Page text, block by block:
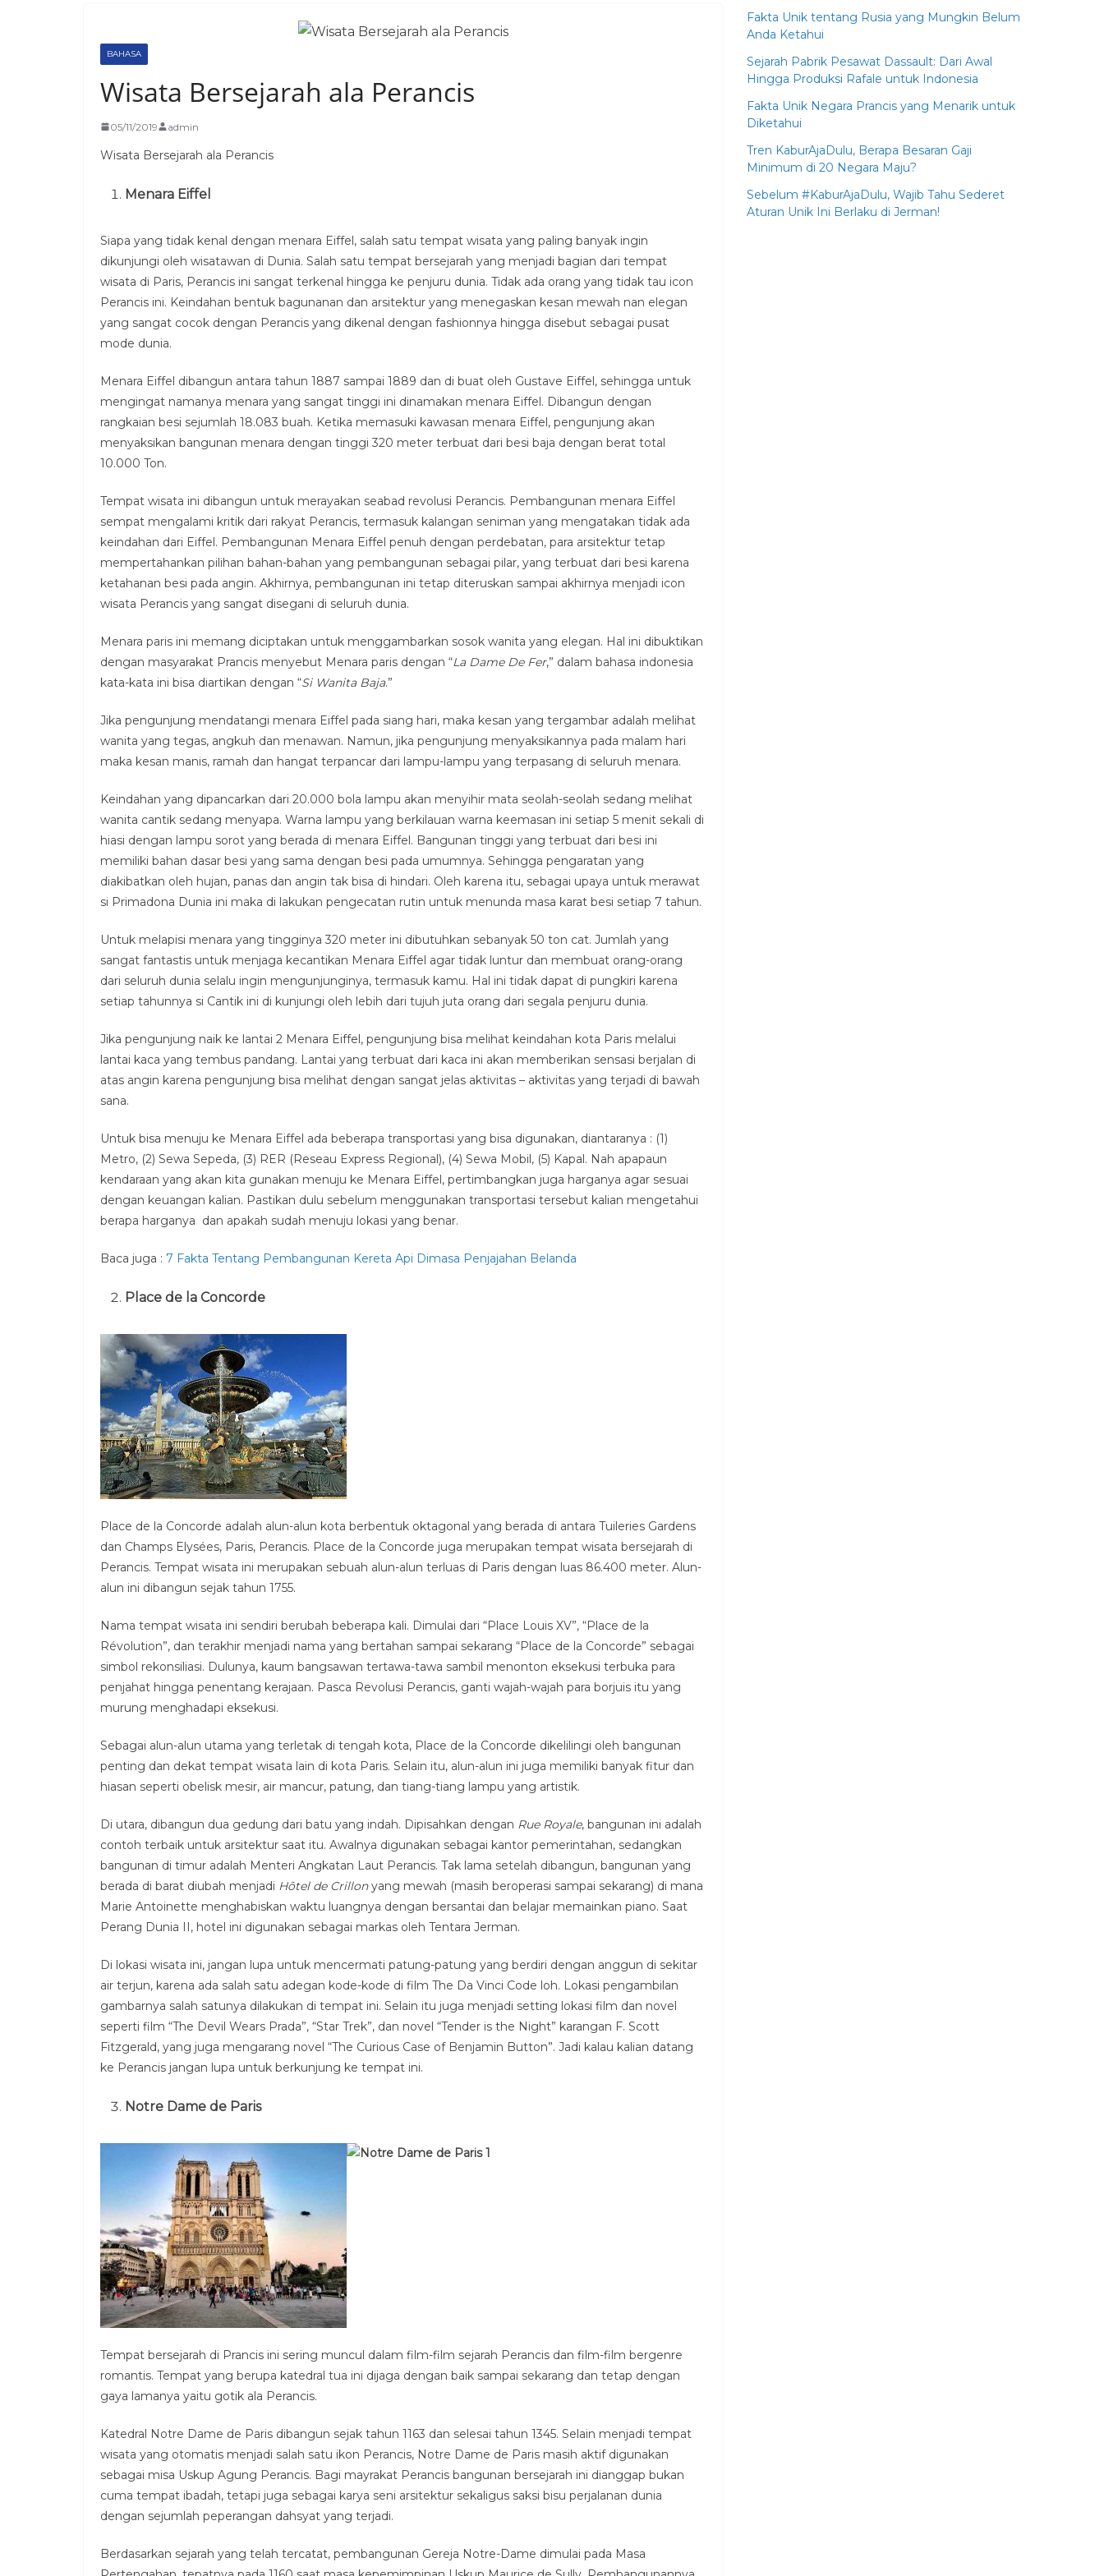
BAHASA
Wisata Bersejarah ala Perancis
05/11/2019 admin
Wisata Bersejarah ala Perancis
Menara Eiffel
Siapa yang tidak kenal dengan menara Eiffel, salah satu tempat wisata yang paling banyak ingin
dikunjungi oleh wisatawan di Dunia. Salah satu tempat bersejarah yang menjadi bagian dari tempat
wisata di Paris, Perancis ini sangat terkenal hingga ke penjuru dunia. Tidak ada orang yang tidak tau icon
Perancis ini. Keindahan bentuk bagunanan dan arsitektur yang menegaskan kesan mewah nan elegan
yang sangat cocok dengan Perancis yang dikenal dengan fashionnya hingga disebut sebagai pusat
mode dunia.
Menara Eiffel dibangun antara tahun 1887 sampai 1889 dan di buat oleh Gustave Eiffel, sehingga untuk
mengingat namanya menara yang sangat tinggi ini dinamakan menara Eiffel. Dibangun dengan
rangkaian besi sejumlah 18.083 buah. Ketika memasuki kawasan menara Eiffel, pengunjung akan
menyaksikan bangunan menara dengan tinggi 320 meter terbuat dari besi baja dengan berat total
10.000 Ton.
Tempat wisata ini dibangun untuk merayakan seabad revolusi Perancis. Pembangunan menara Eiffel
sempat mengalami kritik dari rakyat Perancis, termasuk kalangan seniman yang mengatakan tidak ada
keindahan dari Eiffel. Pembangunan Menara Eiffel penuh dengan perdebatan, para arsitektur tetap
mempertahankan pilihan bahan-bahan yang pembangunan sebagai pilar, yang terbuat dari besi karena
ketahanan besi pada angin. Akhirnya, pembangunan ini tetap diteruskan sampai akhirnya menjadi icon
wisata Perancis yang sangat disegani di seluruh dunia.
Menara paris ini memang diciptakan untuk menggambarkan sosok wanita yang elegan. Hal ini dibuktikan
dengan masyarakat Prancis menyebut Menara paris dengan “La Dame De Fer,” dalam bahasa indonesia
kata-kata ini bisa diartikan dengan “Si Wanita Baja.”
Jika pengunjung mendatangi menara Eiffel pada siang hari, maka kesan yang tergambar adalah melihat
wanita yang tegas, angkuh dan menawan. Namun, jika pengunjung menyaksikannya pada malam hari
maka kesan manis, ramah dan hangat terpancar dari lampu-lampu yang terpasang di seluruh menara.
Keindahan yang dipancarkan dari 20.000 bola lampu akan menyihir mata seolah-seolah sedang melihat
wanita cantik sedang menyapa. Warna lampu yang berkilauan warna keemasan ini setiap 5 menit sekali di
hiasi dengan lampu sorot yang berada di menara Eiffel. Bangunan tinggi yang terbuat dari besi ini
memiliki bahan dasar besi yang sama dengan besi pada umumnya. Sehingga pengaratan yang
diakibatkan oleh hujan, panas dan angin tak bisa di hindari. Oleh karena itu, sebagai upaya untuk merawat
si Primadona Dunia ini maka di lakukan pengecatan rutin untuk menunda masa karat besi setiap 7 tahun.
Untuk melapisi menara yang tingginya 320 meter ini dibutuhkan sebanyak 50 ton cat. Jumlah yang
sangat fantastis untuk menjaga kecantikan Menara Eiffel agar tidak luntur dan membuat orang-orang
dari seluruh dunia selalu ingin mengunjunginya, termasuk kamu. Hal ini tidak dapat di pungkiri karena
setiap tahunnya si Cantik ini di kunjungi oleh lebih dari tujuh juta orang dari segala penjuru dunia.
Jika pengunjung naik ke lantai 2 Menara Eiffel, pengunjung bisa melihat keindahan kota Paris melalui
lantai kaca yang tembus pandang. Lantai yang terbuat dari kaca ini akan memberikan sensasi berjalan di
atas angin karena pengunjung bisa melihat dengan sangat jelas aktivitas – aktivitas yang terjadi di bawah
sana.
Untuk bisa menuju ke Menara Eiffel ada beberapa transportasi yang bisa digunakan, diantaranya : (1)
Metro, (2) Sewa Sepeda, (3) RER (Reseau Express Regional), (4) Sewa Mobil, (5) Kapal. Nah apapaun
kendaraan yang akan kita gunakan menuju ke Menara Eiffel, pertimbangkan juga harganya agar sesuai
dengan keuangan kalian. Pastikan dulu sebelum menggunakan transportasi tersebut kalian mengetahui
berapa harganya dan apakah sudah menuju lokasi yang benar.
Baca juga : 7 Fakta Tentang Pembangunan Kereta Api Dimasa Penjajahan Belanda
Place de la Concorde
Place de la Concorde adalah alun-alun kota berbentuk oktagonal yang berada di antara Tuileries Gardens
dan Champs Elysées, Paris, Perancis. Place de la Concorde juga merupakan tempat wisata bersejarah di
Perancis. Tempat wisata ini merupakan sebuah alun-alun terluas di Paris dengan luas 86.400 meter. Alun-
alun ini dibangun sejak tahun 1755.
Nama tempat wisata ini sendiri berubah beberapa kali. Dimulai dari “Place Louis XV”, “Place de la
Révolution”, dan terakhir menjadi nama yang bertahan sampai sekarang “Place de la Concorde” sebagai
simbol rekonsiliasi. Dulunya, kaum bangsawan tertawa-tawa sambil menonton eksekusi terbuka para
penjahat hingga penentang kerajaan. Pasca Revolusi Perancis, ganti wajah-wajah para borjuis itu yang
murung menghadapi eksekusi.
Sebagai alun-alun utama yang terletak di tengah kota, Place de la Concorde dikelilingi oleh bangunan
penting dan dekat tempat wisata lain di kota Paris. Selain itu, alun-alun ini juga memiliki banyak fitur dan
hiasan seperti obelisk mesir, air mancur, patung, dan tiang-tiang lampu yang artistik.
Di utara, dibangun dua gedung dari batu yang indah. Dipisahkan dengan Rue Royale, bangunan ini adalah
contoh terbaik untuk arsitektur saat itu. Awalnya digunakan sebagai kantor pemerintahan, sedangkan
bangunan di timur adalah Menteri Angkatan Laut Perancis. Tak lama setelah dibangun, bangunan yang
berada di barat diubah menjadi Hôtel de Crillonyang mewah (masih beroperasi sampai sekarang) di mana
Marie Antoinette menghabiskan waktu luangnya dengan bersantai dan belajar memainkan piano. Saat
Perang Dunia II, hotel ini digunakan sebagai markas oleh Tentara Jerman.
Di lokasi wisata ini, jangan lupa untuk mencermati patung-patung yang berdiri dengan anggun di sekitar
air terjun, karena ada salah satu adegan kode-kode di film The Da Vinci Code loh. Lokasi pengambilan
gambarnya salah satunya dilakukan di tempat ini. Selain itu juga menjadi setting lokasi film dan novel
seperti film “The Devil Wears Prada”, “Star Trek”, dan novel “Tender is the Night” karangan F. Scott
Fitzgerald, yang juga mengarang novel “The Curious Case of Benjamin Button”. Jadi kalau kalian datang
ke Perancis jangan lupa untuk berkunjung ke tempat ini.
Notre Dame de Paris
Tempat bersejarah di Prancis ini sering muncul dalam film-film sejarah Perancis dan film-film bergenre
romantis. Tempat yang berupa katedral tua ini dijaga dengan baik sampai sekarang dan tetap dengan
gaya lamanya yaitu gotik ala Perancis.
Katedral Notre Dame de Paris dibangun sejak tahun 1163 dan selesai tahun 1345. Selain menjadi tempat
wisata yang otomatis menjadi salah satu ikon Perancis, Notre Dame de Paris masih aktif digunakan
sebagai misa Uskup Agung Perancis. Bagi mayrakat Perancis bangunan bersejarah ini dianggap bukan
cuma tempat ibadah, tetapi juga sebagai karya seni arsitektur sekaligus saksi bisu perjalanan dunia
dengan sejumlah peperangan dahsyat yang terjadi.
Berdasarkan sejarah yang telah tercatat, pembangunan Gereja Notre-Dame dimulai pada Masa
Fakta Unik tentang Rusia yang Mungkin Belum
Anda Ketahui
Sejarah Pabrik Pesawat Dassault: Dari Awal
Hingga Produksi Rafale untuk Indonesia
Fakta Unik Negara Prancis yang Menarik untuk
Diketahui
Tren KaburAjaDulu, Berapa Besaran Gaji
Minimum di 20 Negara Maju?
Sebelum #KaburAjaDulu, Wajib Tahu Sederet
Aturan Unik Ini Berlaku di Jerman!